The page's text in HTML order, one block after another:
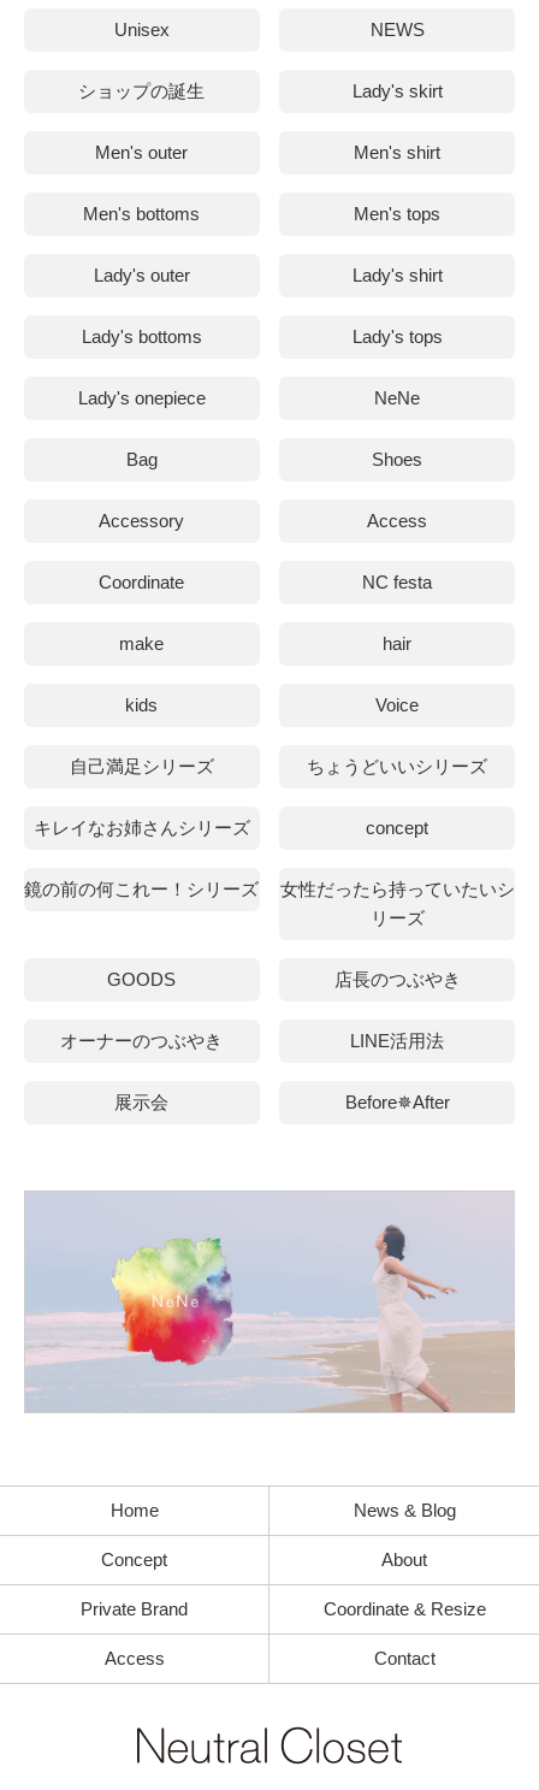
Unisex NEWS
ショップの誕生 Lady's skirt
Men's outer Men's shirt
Men's bottoms Men's tops
Lady's outer Lady's shirt
Lady's bottoms Lady's tops
Lady's onepiece NeNe
Bag Shoes
Accessory Access
Coordinate NC festa
make hair
kids Voice
自己満足シリーズ ちょうどいいシリーズ
キレイなお姉さんシリーズ concept
鏡の前の何これー！シリーズ
女性だったら持っていたいシ
リーズ
GOODS 店長のつぶやき
オーナーのつぶやき LINE活用法
展示会 Before✵After
Home News & Blog
Concept About
Private Brand Coordinate & Resize
Access Contact